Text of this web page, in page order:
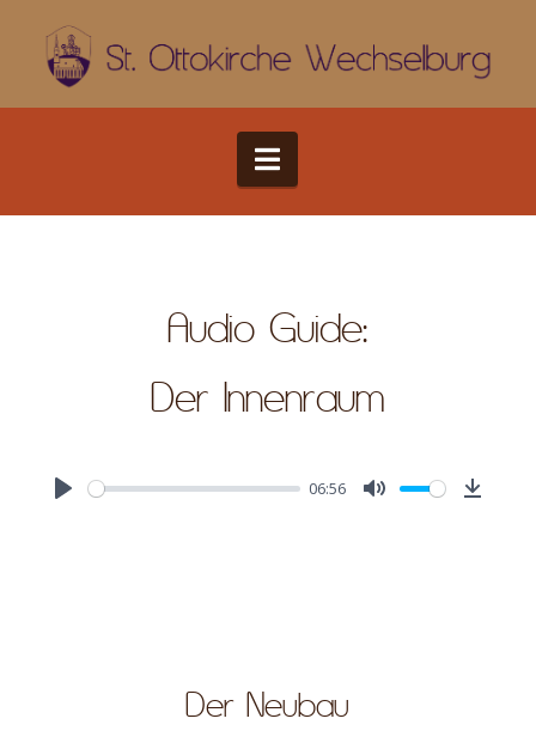
Navigation
Audio Guide:
Der Innenraum
06:56
Der Neubau